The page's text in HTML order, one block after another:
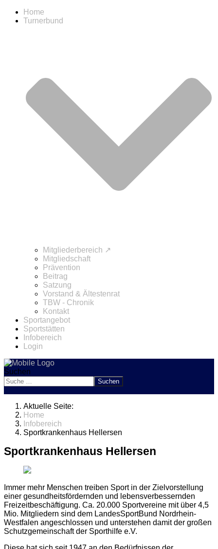
Home
Turnerbund
Mitgliederbereich ↗
Mitgliedschaft
Prävention
Beitrag
Satzung
Vorstand & Ältestenrat
TBW - Chronik
Kontakt
Sportangebot
Sportstätten
Infobereich
Login
Suchen
Suchen
Aktuelle Seite:
Home
Infobereich
Sportkrankenhaus Hellersen
Sportkrankenhaus Hellersen
Immer mehr Menschen treiben Sport in der Zielvorstellung
einer gesundheitsfördernden und lebensverbessernden
Freizeitbeschäftigung. Ca. 20.000 Sportvereine mit über 4,5
Mio. Mitgliedern sind dem LandesSportBund Nordrhein-
Westfalen angeschlossen und unterstehen damit der großen
Schutzgemeinschaft der Sporthilfe e.V.